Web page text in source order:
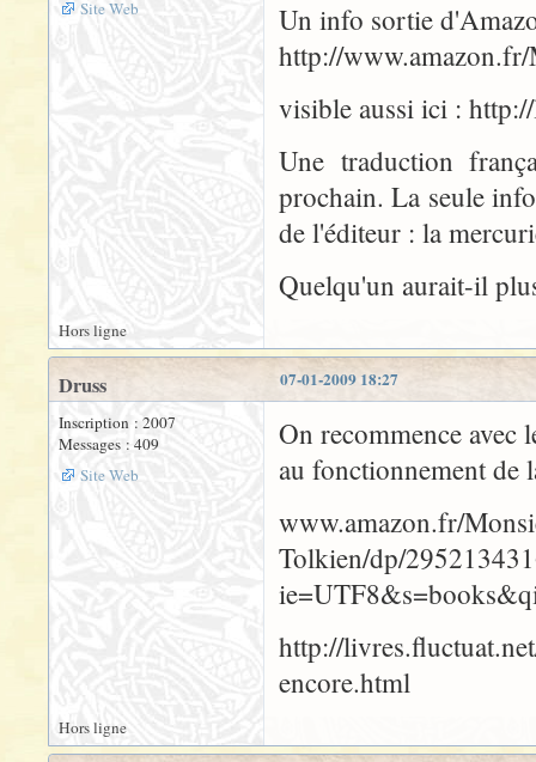
Site Web
Un info sortie
http://
visible aussi ici :
Une traduction
prochain. La seule
de l'éditeur : la
Quelqu'un aurait-il
Hors ligne
07-01-2009 18:27
Druss
Inscription : 2007
Messages : 409
Site Web
On recommence avec
au fonctionnement de
www.amazon.fr/
Tolkien/dp/
http://
encore.html
Hors ligne